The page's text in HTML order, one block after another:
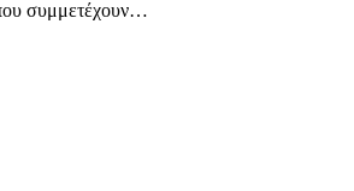
συμμετέχουν…